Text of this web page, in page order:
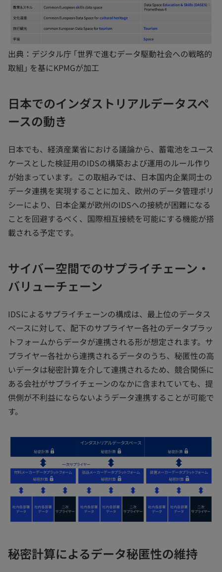
出典：デジタル庁 ｢世界で進むデータ駆動社会への戦略的
取組｣ を基にKPMGが加工
日本でのインダストリアルデータスペ
ースの動き
日本でも、経済産業省における議論から、蓄電池をユース
ケースとした検証用のIDSの構築および運用のルール作り
が始まっています。この取組みでは、日本国内企業同士の
データ連携を実現することに加え、欧州のデータ管理ポリ
シーにより、日本企業が欧州のIDSへの接続が困難になる
ことを回避するべく、国際相互接続を可能にする機能が搭
載される予定です。
サイバー空間でのサプライチェーン・
バリューチェーン
IDSによるサプライチェーンの構成は、最上位のデータス
ペースに対して、配下のサプライヤー各社のデータプラッ
トフォームからデータが連携される形が想定されます。サ
プライヤー各社から連携されるデータのうち、秘匿性の高
いデータは秘密計算を介して連携されるため、競合関係に
ある会社がサプライチェーンのなかに含まれていても、提
供側が不利益にならないようデータ連携することが可能で
す。
秘密計算によるデータ秘匿性の維持